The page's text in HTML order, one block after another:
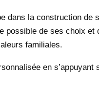
dans la construction de
possible de ses choix et
familiales.
en s’appuyant